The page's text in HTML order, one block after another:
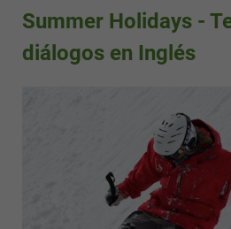
Summer Holidays -
diálogos en Inglés